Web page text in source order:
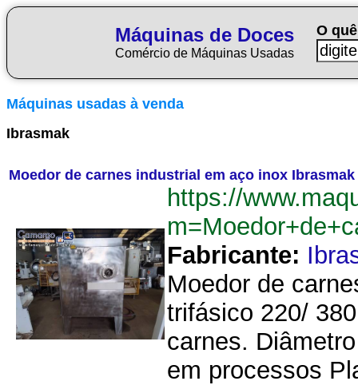
Máquinas de Doces
Comércio de Máquinas Usadas
O
Máquinas usadas à venda
Ibrasmak
Moedor de carnes industrial em aço inox Ibrasmak
https://
Fabricante:
Moedor de
trifásico 220/
carnes.
em processos